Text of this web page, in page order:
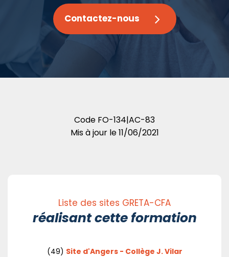
Contactez-nous
Code FO-134|AC-83
Mis à jour le11/06/2021
Liste des sites GRETA-CFA
réalisant cette formation
(49) Site d'Angers - Collège J. Vilar